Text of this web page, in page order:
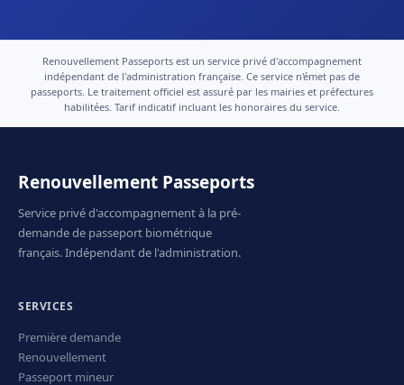
Renouvellement Passeports est un service privé d'accompagnement
indépendant de l'administration française. Ce service n'émet pas de
passeports. Le traitement officiel est assuré par les mairies et préfectures
habilitées. Tarif indicatif incluant les honoraires du service.
Renouvellement Passeports
Service privé d'accompagnement à la pré-
demande de passeport biométrique
français. Indépendant de l'administration.
SERVICES
Première demande
Renouvellement
Passeport mineur